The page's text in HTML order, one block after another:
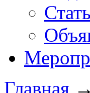
Главная →